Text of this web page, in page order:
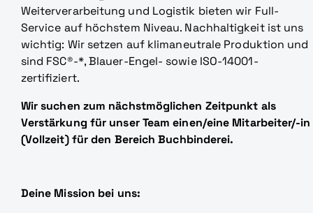
Weiterverarbeitung und Logistik bieten wir Full-
Service auf höchstem Niveau. Nachhaltigkeit ist uns
wichtig: Wir setzen auf klimaneutrale Produktion und
sind FSC®-*, Blauer-Engel- sowie ISO-14001-
zertifiziert.
Wir suchen zum nächstmöglichen Zeitpunkt als
Verstärkung für unser Team einen/eine Mitarbeiter/-in
(Vollzeit) für den Bereich Buchbinderei.
Deine Mission bei uns: